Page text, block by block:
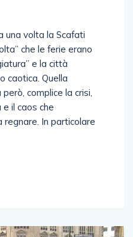
una volta la Scafati
che le ferie erano
e la città
caotica. Quella
complice la crisi,
il caos che
regnare. In particolare